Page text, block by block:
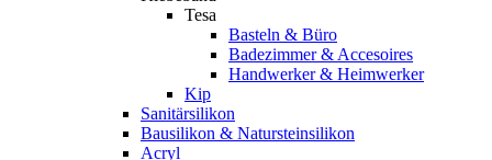
Tesa
Basteln & Büro
Badezimmer & Accesoires
Handwerker & Heimwerker
Kip
Sanitärsilikon
Bausilikon & Natursteinsilikon
Acryl